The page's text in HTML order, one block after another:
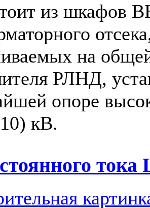
из шкафов
на
РЛНД,
опоре
кВ.